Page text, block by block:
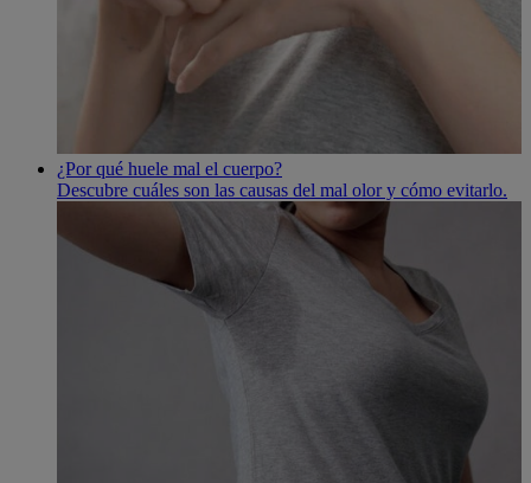
¿Por qué huele mal el cuerpo?
Descubre cuáles son las causas del mal olor y cómo evitarlo.